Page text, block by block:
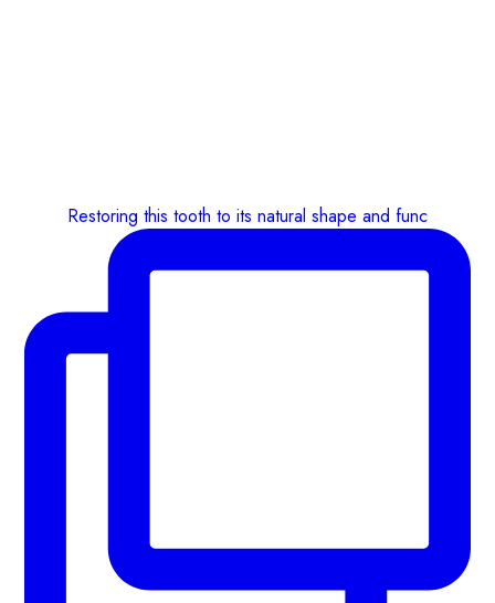
Restoring this tooth to its natural shape and func